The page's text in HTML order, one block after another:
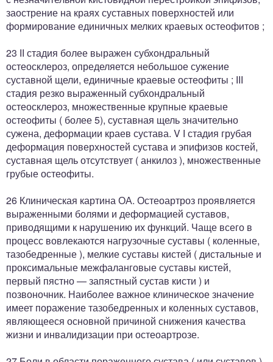
заострение на краях суставных поверхностей или
формирование единичных мелких краевых остеофитов ;
23 ІІ стадия более выражен субхондральный
остеосклероз, определяется небольшое сужение
суставной щели, единичные краевые остеофиты ; ІІІ
стадия резко выраженный субхондральный
остеосклероз, множественные крупные краевые
остеофиты ( более 5), суставная щель значительно
сужена, деформации краев сустава. V І стадия грубая
деформация поверхностей сустава и эпифизов костей,
суставная щель отсутствует ( анкилоз ), множественные
грубые остеофиты.
26 Клиническая картина ОА. Остеоартроз проявляется
выраженными болями и деформацией суставов,
приводящими к нарушению их функций. Чаще всего в
процесс вовлекаются нагрузочные суставы ( коленные,
тазобедренные ), мелкие суставы кистей ( дистальные и
проксимальные межфаланговые суставы кистей,
первый пястно — запястный сустав кисти ) и
позвоночник. Наиболее важное клиническое значение
имеет поражение тазобедренных и коленных суставов,
являющееся основной причиной снижения качества
жизни и инвалидизации при остеоартрозе.